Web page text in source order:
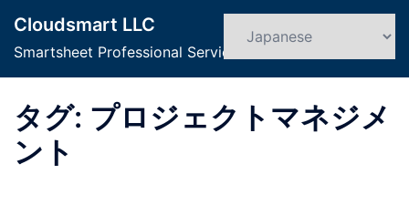
ン
Cloudsmart LLC
Smartsheet Professional Service
ト
グ
メ
タグ: プロジェクトマネジメ
ント